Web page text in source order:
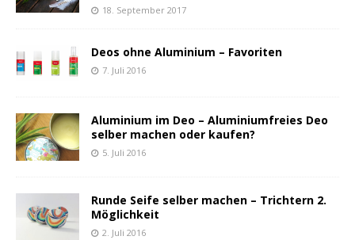
18. September 2017
Deos ohne Aluminium – Favoriten
7. Juli 2016
Aluminium im Deo – Aluminiumfreies Deo
selber machen oder kaufen?
5. Juli 2016
Runde Seife selber machen – Trichtern 2.
Möglichkeit
2. Juli 2016